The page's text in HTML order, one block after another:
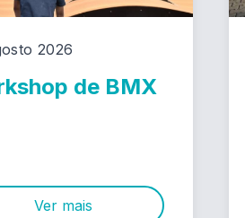
2026
de BMX
Ver mais